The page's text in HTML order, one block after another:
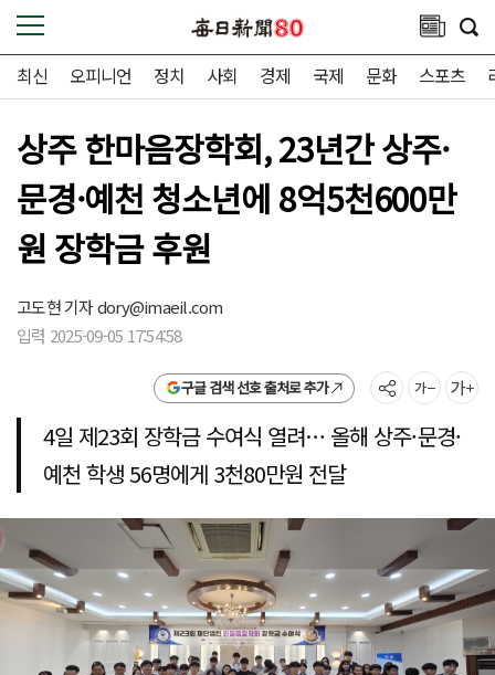
최신 오피니언 정치 사회 경제 국제 문화 스포츠
상주 한마음장학회, 23년간 상주·
문경·예천 청소년에 8억5천600만
원 장학금 후원
고도현 기자dory@imaeil.com
입력 2025-09-05 17:54:58
구글 검색 선호 출처로 추가
4일 제23회 장학금 수여식 열려… 올해 상주·문경·
예천 학생 56명에게 3천80만원 전달